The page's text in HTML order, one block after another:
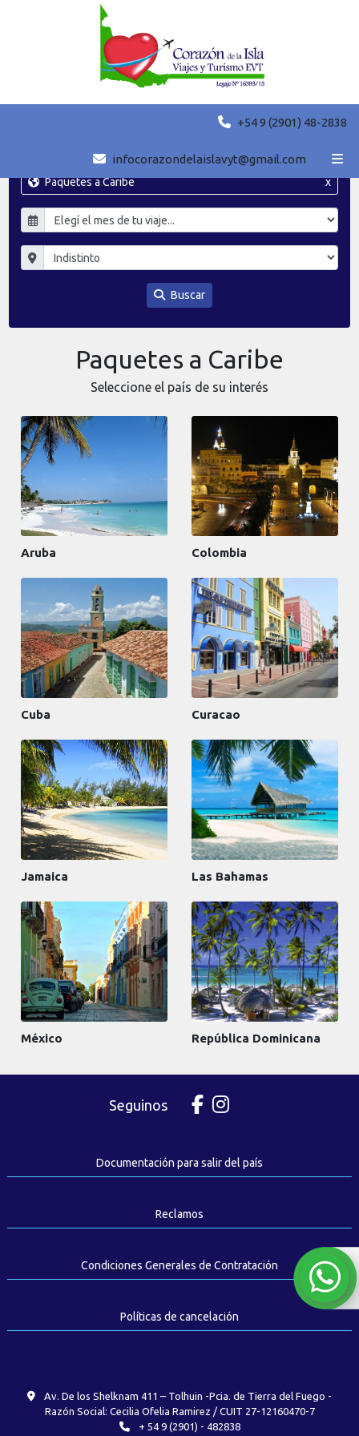
+54 9 (2901) 48-2838
infocorazondelaislavyt@gmail.com
Paquetes a Caribe x
Buscar
Paquetes a Caribe
Seleccione el país de su interés
Aruba Colombia
Cuba Curacao
Jamaica Las Bahamas
México República Dominicana
Seguinos
Documentación para salir del país
Reclamos
Condiciones Generales de Contratación
Políticas de cancelación
Av. De los Shelknam 411 – Tolhuin -Pcia. de Tierra del Fuego -
Razón Social: Cecilia Ofelia Ramirez / CUIT 27-12160470-7
+ 54 9 (2901) - 482838